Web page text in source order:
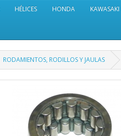
HÉLICES HONDA KAWASAKI
RODAMIENTOS, RODILLOS Y JAULAS